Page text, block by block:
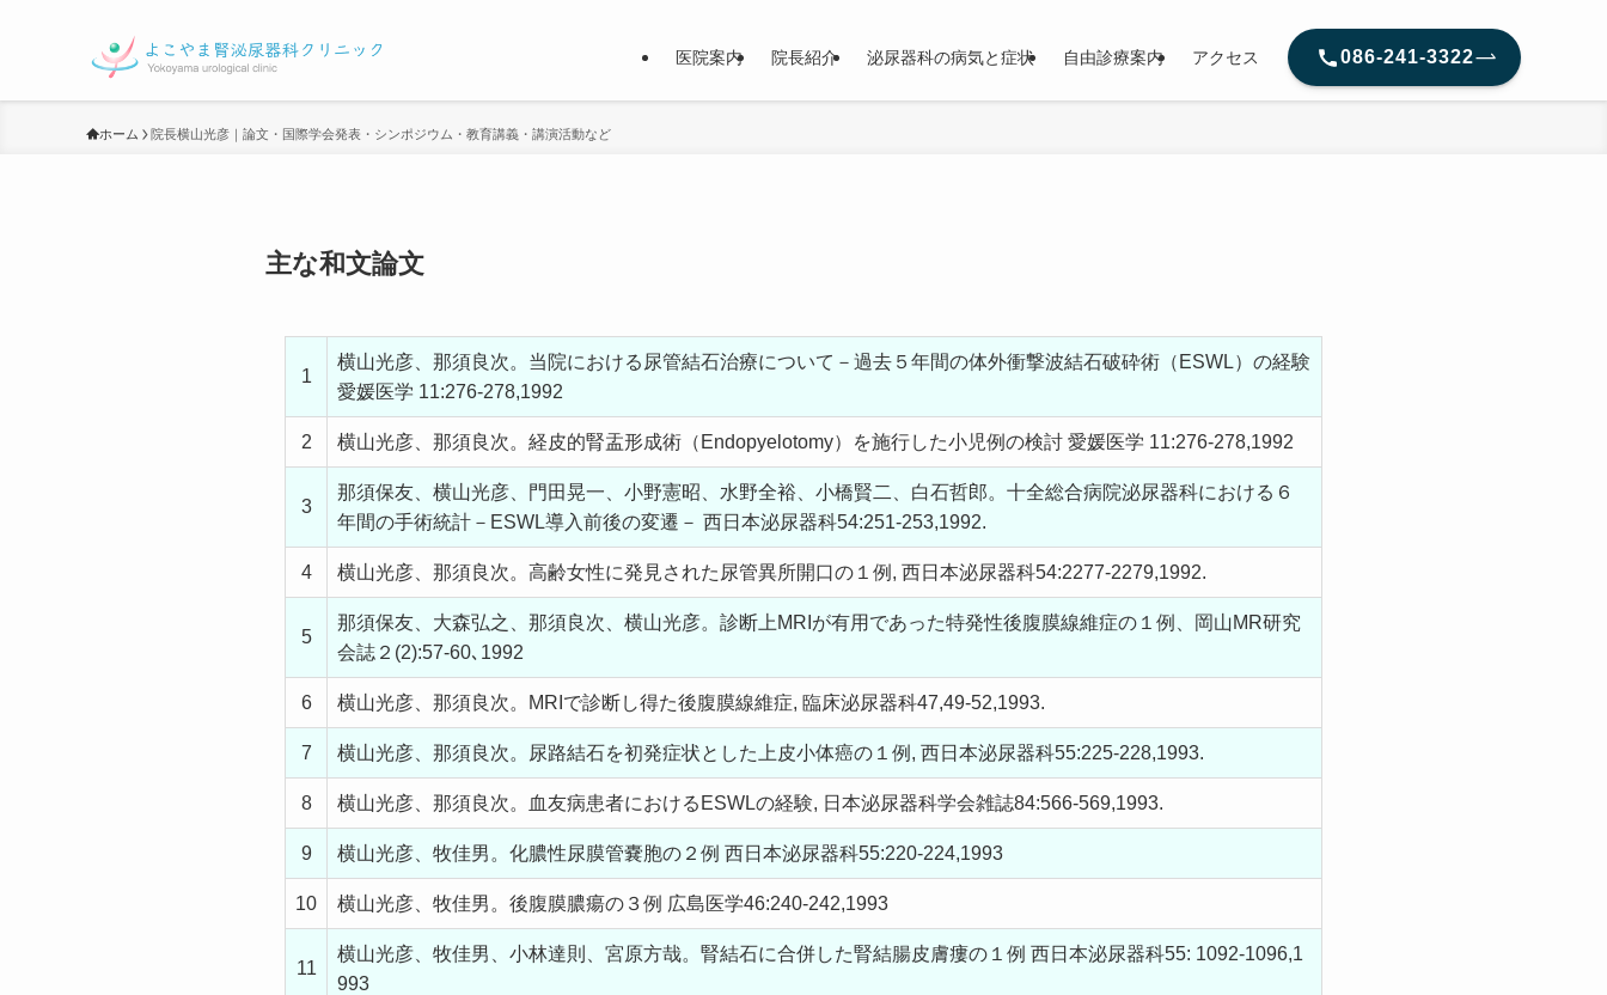
医院案内 院長紹介 泌尿器科の病気と症状 自由診療案内 アクセス 086-241-3322
ホーム 院長横山光彦｜論文・国際学会発表・シンポジウム・教育講義・講演活動など
主な和文論文
1
横山光彦、那須良次。当院における尿管結石治療について－過去５年間の体外衝撃波結石破砕術（ESWL）の経験
愛媛医学 11:276-278,1992
2 横山光彦、那須良次。経皮的腎盂形成術（Endopyelotomy）を施行した小児例の検討 愛媛医学 11:276-278,1992
3
那須保友、横山光彦、門田晃一、小野憲昭、水野全裕、小橋賢二、白石哲郎。十全総合病院泌尿器科における６
年間の手術統計－ESWL導入前後の変遷－ 西日本泌尿器科54:251-253,1992.
4 横山光彦、那須良次。高齢女性に発見された尿管異所開口の１例, 西日本泌尿器科54:2277-2279,1992.
5
那須保友、大森弘之、那須良次、横山光彦。診断上MRIが有用であった特発性後腹膜線維症の１例、岡山MR研究
会誌２(2):57-60､1992
6 横山光彦、那須良次。MRIで診断し得た後腹膜線維症, 臨床泌尿器科47,49-52,1993.
7 横山光彦、那須良次。尿路結石を初発症状とした上皮小体癌の１例, 西日本泌尿器科55:225-228,1993.
8 横山光彦、那須良次。血友病患者におけるESWLの経験, 日本泌尿器科学会雑誌84:566-569,1993.
9 横山光彦、牧佳男。化膿性尿膜管嚢胞の２例 西日本泌尿器科55:220-224,1993
10 横山光彦、牧佳男。後腹膜膿瘍の３例 広島医学46:240-242,1993
11
横山光彦、牧佳男、小林達則、宮原方哉。腎結石に合併した腎結腸皮膚瘻の１例 西日本泌尿器科55: 1092-1096,1
993